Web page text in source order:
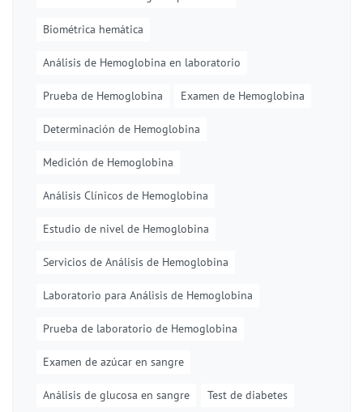
Biométrica hemática
Análisis de Hemoglobina en laboratorio
Prueba de Hemoglobina Examen de Hemoglobina
Determinación de Hemoglobina
Medición de Hemoglobina
Análisis Clínicos de Hemoglobina
Estudio de nivel de Hemoglobina
Servicios de Análisis de Hemoglobina
Laboratorio para Análisis de Hemoglobina
Prueba de laboratorio de Hemoglobina
Examen de azúcar en sangre
Análisis de glucosa en sangre Test de diabetes